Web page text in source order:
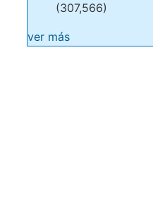
(307,566)
ver más